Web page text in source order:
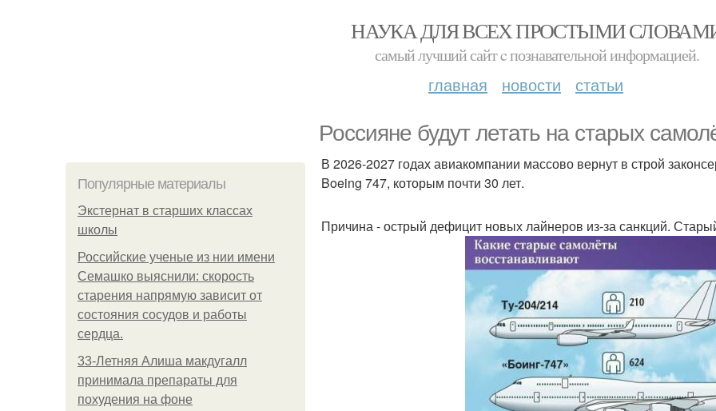
НАУКА ДЛЯ ВСЕХ ПРОСТЫМИ
самый лучший сайт c познавательной информацией.
главная новости статьи
Россияне будут летать на старых
Популярные материалы
Экстернат в старших классах
школы
Российские ученые из нии имени
Семашко выяснили: скорость
старения напрямую зависит от
состояния сосудов и работы
сердца.
33-Летняя Алиша макдугалл
принимала препараты для
похудения на фоне
В 2026-2027 годах авиакомпании массово вернут в строй
Boeing 747, которым почти 30 лет.
Причина - острый дефицит новых лайнеров из-за санкций.